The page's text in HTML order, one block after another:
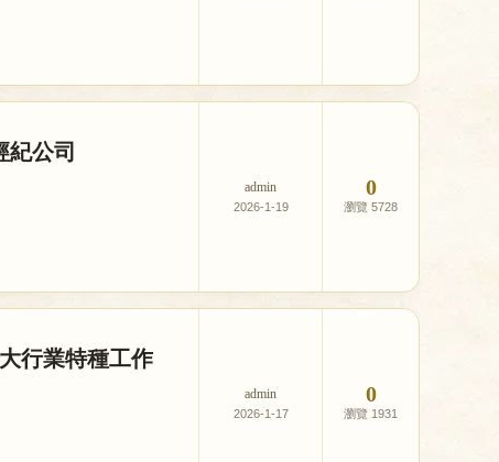
公司
admin
2026-1-19
0
5728
行業特種工作
admin
2026-1-17
0
1931